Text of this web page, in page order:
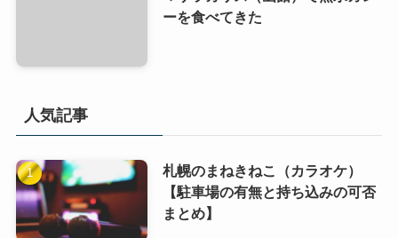
ーを食べてきた
人気記事
札幌のまねきねこ（カラオケ）
【駐車場の有無と持ち込みの可否
まとめ】